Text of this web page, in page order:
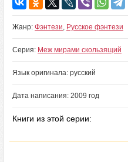
Жанр: Фэнтези, Русское фэнтези
Серия: Меж мирами скользящий
Язык оригинала: русский
Дата написания: 2009 год
Книги из этой серии: